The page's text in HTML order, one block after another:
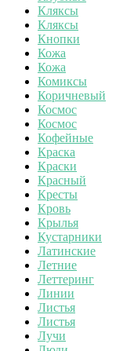
Кляксы
Кляксы
Кнопки
Кожа
Кожа
Комиксы
Коричневый
Космос
Космос
Кофейные
Краска
Краски
Красный
Кресты
Кровь
Крылья
Кустарники
Латинские
Летние
Леттеринг
Линии
Листья
Листья
Лучи